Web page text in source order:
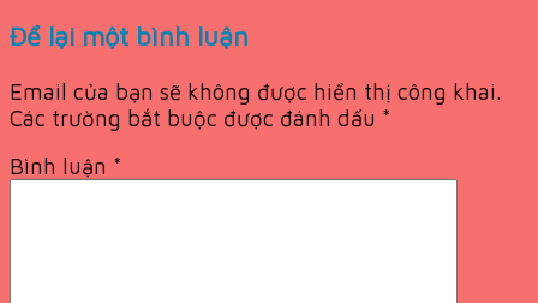
Để lại một bình luận
Email của bạn sẽ không được hiển thị công khai.
Các trường bắt buộc được đánh dấu *
Bình luận *